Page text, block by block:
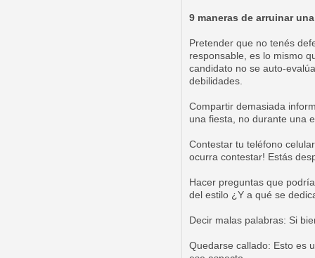
9 maneras de arruinar
Pretender que no tenés
responsable, es lo mismo
candidato no se auto-
debilidades.
Compartir demasiada
una fiesta, no durante una
Contestar tu teléfono
ocurra contestar! Estás
Hacer preguntas que
del estilo ¿Y a qué se
Decir malas palabras: Si
Quedarse callado: Esto es